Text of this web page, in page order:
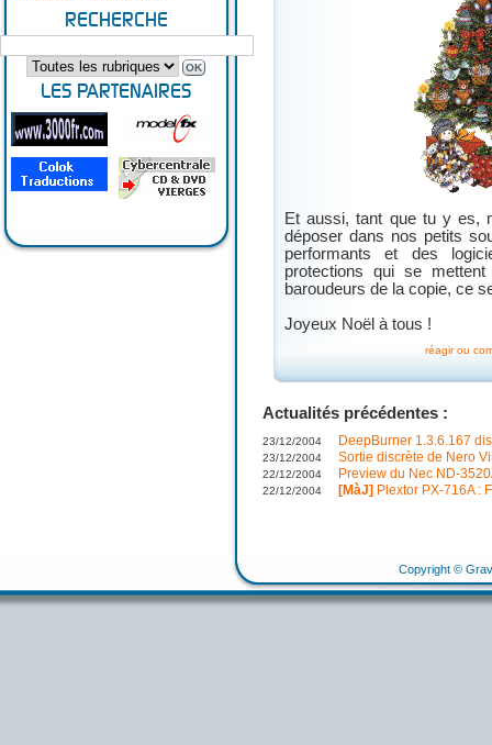
RECHERCHE
LES PARTENAIRES
Et aussi, tant que tu y es,
déposer dans nos petits
performants et des
protections qui se
baroudeurs de la copie, ce
Joyeux Noël à tous !
réagir ou
Actualités précédentes :
23/12/2004 DeepBurner 1.3.6.167
23/12/2004 Sortie discrète de Nero
22/12/2004 Preview du Nec ND-
22/12/2004 [MàJ] Plextor PX-716A :
Copyright ©